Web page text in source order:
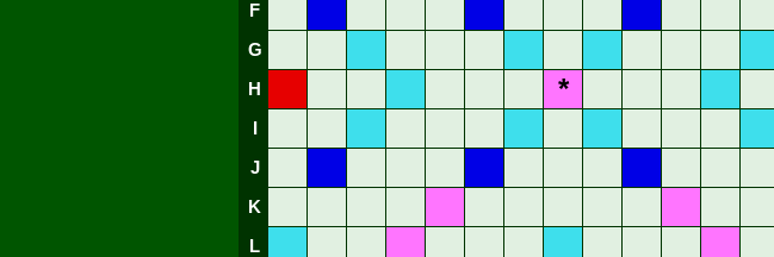
F
G
H *
J
K
L